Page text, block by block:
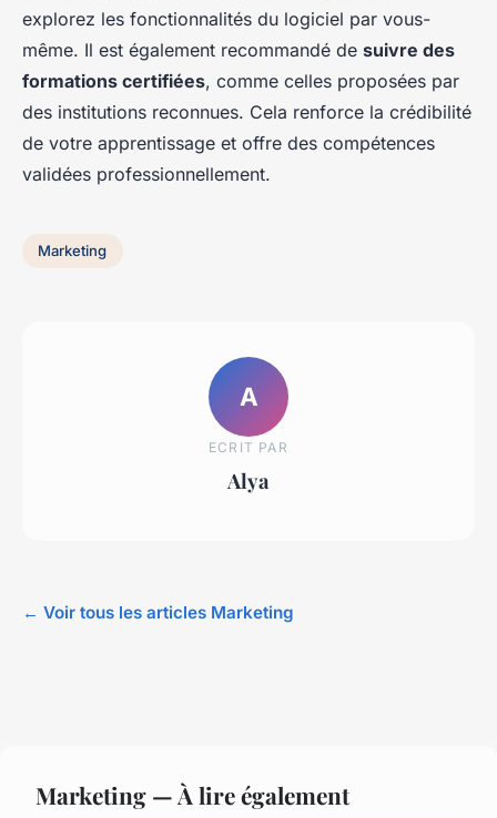
explorez les fonctionnalités du logiciel par vous-
même. Il est également recommandé de suivre des
formations certifiées, comme celles proposées par
des institutions reconnues. Cela renforce la crédibilité
de votre apprentissage et offre des compétences
validées professionnellement.
Marketing
A
ECRIT PAR
Alya
← Voir tous les articles Marketing
Marketing — À lire également